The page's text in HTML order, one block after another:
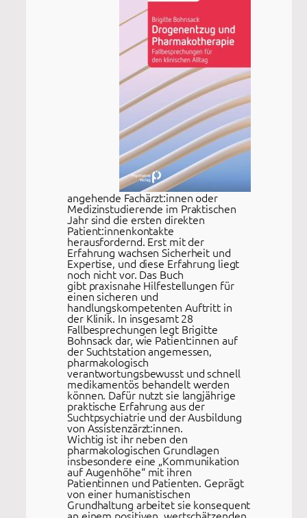
angehende Fachärzt:innen oder
Medizinstudierende im Praktischen
Jahr sind die ersten direkten
Patient:innenkontakte
herausfordernd. Erst mit der
Erfahrung wachsen Sicherheit und
Expertise, und diese Erfahrung liegt
noch nicht vor. Das Buch
gibt praxisnahe Hilfestellungen für
einen sicheren und
handlungskompetenten Auftritt in
der Klinik. In insgesamt 28
Fallbesprechungen legt Brigitte
Bohnsack dar, wie Patient:innen auf
der Suchtstation angemessen,
pharmakologisch
verantwortungsbewusst und schnell
medikamentös behandelt werden
können. Dafür nutzt sie langjährige
praktische Erfahrung aus der
Suchtpsychiatrie und der Ausbildung
von Assistenzärzt:innen.
Wichtig ist ihr neben den
pharmakologischen Grundlagen
insbesondere eine „Kommunikation
auf Augenhöhe“ mit ihren
Patientinnen und Patienten. Geprägt
von einer humanistischen
Grundhaltung arbeitet sie konsequent